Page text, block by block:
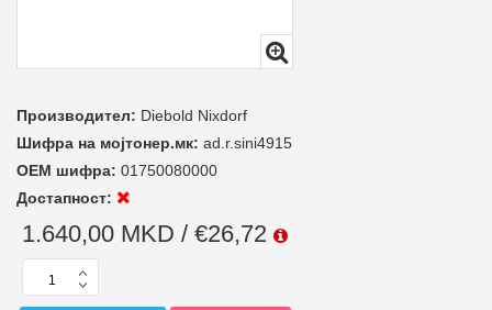
Производител: Diebold Nixdorf
Шифра на мојтонер.мк: ad.r.sini4915
ОЕМ шифра: 01750080000
Достапност:
1.640,00 MKD / €26,72